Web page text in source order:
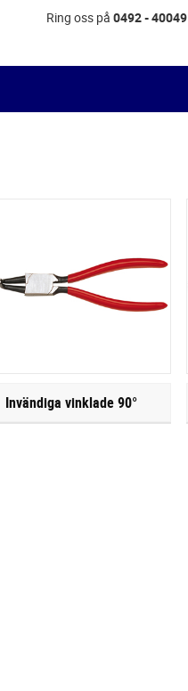
Ring oss på 0492 - 40049
Invändiga vinklade 90°